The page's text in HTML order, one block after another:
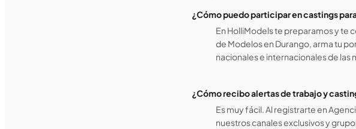
¿Cómo puedo participar en castings
En HolliModels te preparamos y te
de Modelos en Durango, arma tu
nacionales e internacionales de
¿Cómo recibo alertas de trabajo y
Es muy fácil. Al registrarte en
nuestros canales exclusivos y